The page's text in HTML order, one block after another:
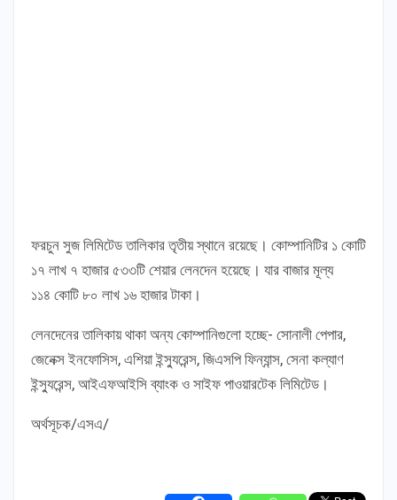
ফরচুন সুজ লিমিটেড তালিকার তৃতীয় স্থানে রয়েছে। কোম্পানিটির ১ কোটি
১৭ লাখ ৭ হাজার ৫৩৩টি শেয়ার লেনদেন হয়েছে। যার বাজার মূল্য
১১৪ কোটি ৮০ লাখ ১৬ হাজার টাকা।
লেনদেনের তালিকায় থাকা অন্য কোম্পানিগুলো হচ্ছে- সোনালী পেপার,
জেনেক্স ইনফোসিস, এশিয়া ইন্স্যুরেন্স, জিএসপি ফিন্যান্স, সেনা কল্যাণ
ইন্স্যুরেন্স, আইএফআইসি ব্যাংক ও সাইফ পাওয়ারটেক লিমিটেড।
অর্থসূচক/এসএ/